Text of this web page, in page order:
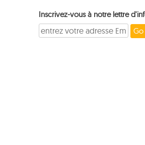
Inscrivez-vous à notre lettre